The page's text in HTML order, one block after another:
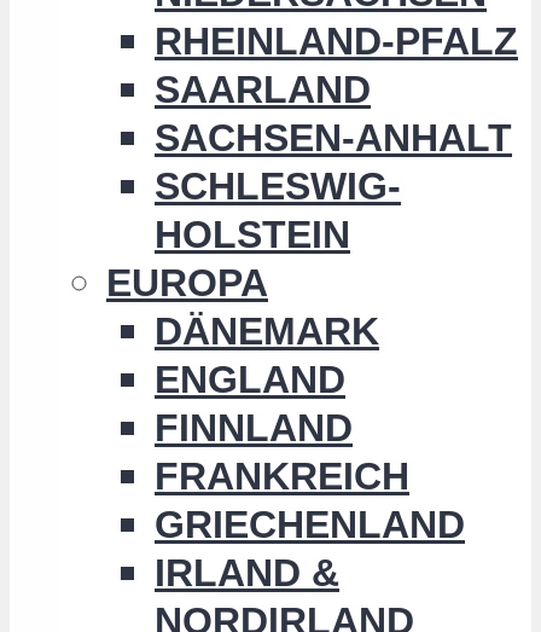
RHEINLAND-PFALZ
SAARLAND
SACHSEN-ANHALT
SCHLESWIG-
HOLSTEIN
EUROPA
DÄNEMARK
ENGLAND
FINNLAND
FRANKREICH
GRIECHENLAND
IRLAND &
NORDIRLAND